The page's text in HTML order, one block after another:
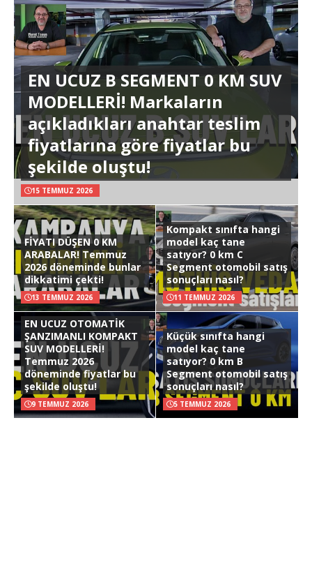
EN UCUZ B SEGMENT 0 KM SUV
MODELLERİ! Markaların
açıkladıkları anahtar teslim
fiyatlarına göre fiyatlar bu
şekilde oluştu!
15 TEMMUZ 2026
FİYATI DÜŞEN 0 KM
ARABALAR! Temmuz
2026 döneminde bunlar
dikkatimi çekti!
13 TEMMUZ 2026
Kompakt sınıfta hangi
model kaç tane
satıyor? 0 km C
Segment otomobil satış
sonuçları nasıl?
11 TEMMUZ 2026
EN UCUZ OTOMATİK
ŞANZIMANLI KOMPAKT
SUV MODELLERİ!
Temmuz 2026
döneminde fiyatlar bu
şekilde oluştu!
9 TEMMUZ 2026
Küçük sınıfta hangi
model kaç tane
satıyor? 0 km B
Segment otomobil satış
sonuçları nasıl?
5 TEMMUZ 2026